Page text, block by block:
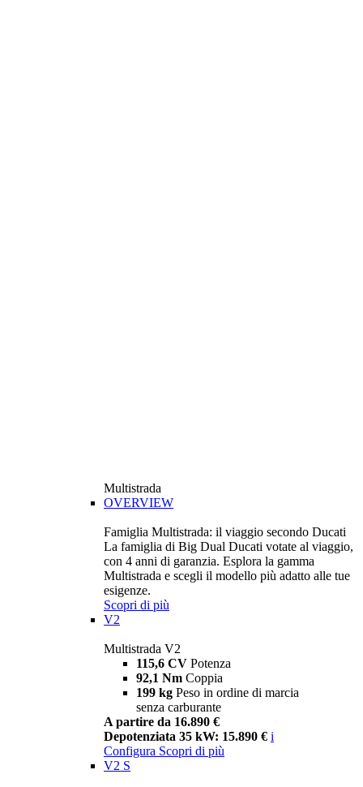
Multistrada
OVERVIEW
Famiglia Multistrada: il viaggio secondo Ducati
La famiglia di Big Dual Ducati votate al viaggio,
con 4 anni di garanzia. Esplora la gamma
Multistrada e scegli il modello più adatto alle tue
esigenze.
Scopri di più
V2
Multistrada V2
115,6 CV Potenza
92,1 Nm Coppia
199 kg Peso in ordine di marcia
senza carburante
A partire da 16.890 €
Depotenziata 35 kW: 15.890 € i
Configura Scopri di più
V2 S